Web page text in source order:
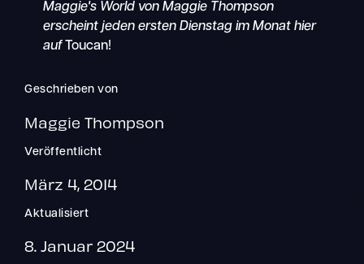
Maggie's World von Maggie Thompson
erscheint jeden ersten Dienstag im Monat hier
auf
Toucan!
Geschrieben von
Maggie Thompson
Veröffentlicht
März 4, 2014
Aktualisiert
8. Januar 2024